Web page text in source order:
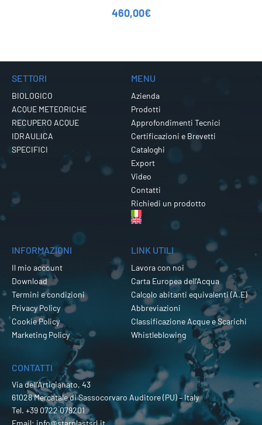
460,00€
SETTORI
BIOLOGICO
ACQUE METEORICHE
RECUPERO ACQUE
IDRAULICA
SPECIFICI
MENU
Azienda
Prodotti
Approfondimenti Tecnici
Certificazioni e Brevetti
Cataloghi
Export
Video
Contatti
Richiedi un prodotto
INFORMAZIONI
Il mio account
Download
Termini e condizioni
Privacy Policy
Cookie Policy
Marketing Policy
LINK UTILI
Lavora con noi
Carta Europea dell’Acqua
Calcolo abitanti equivalenti (A.E)
Abbreviazioni
Classificazione Acque e Scarichi
Whistleblowing
CONTATTI
Via dell’Artigianato, 43
61028 Mercatale di Sassocorvaro Auditore (PU) – Italy
Tel. +39 0722 079201
Email: info@starplastsrl.it